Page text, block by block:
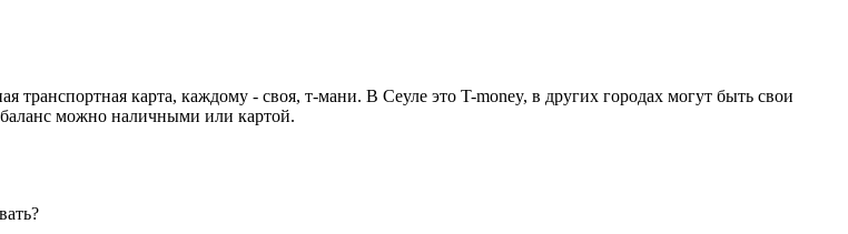
транспортная карта, каждому - своя, т-мани. В Сеуле это T-money, в других городах могут быть свои
можно наличными или картой.